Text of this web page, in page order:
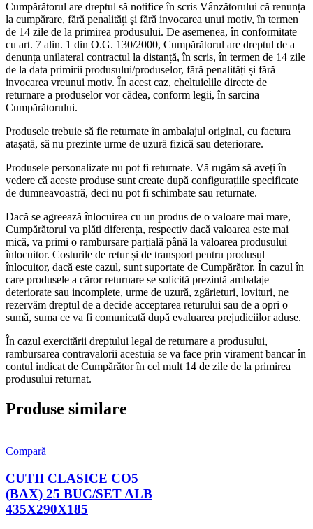
Cumpărătorul are dreptul să notifice în scris Vânzătorului că renunța
la cumpărare, fără penalități şi fără invocarea unui motiv, în termen
de 14 zile de la primirea produsului. De asemenea, în conformitate
cu art. 7 alin. 1 din O.G. 130/2000, Cumpărătorul are dreptul de a
denunța unilateral contractul la distanță, în scris, în termen de 14 zile
de la data primirii produsului/produselor, fără penalități și fără
invocarea vreunui motiv. În acest caz, cheltuielile directe de
returnare a produselor vor cădea, conform legii, în sarcina
Cumpărătorului.
Produsele trebuie să fie returnate în ambalajul original, cu factura
atașată, să nu prezinte urme de uzură fizică sau deteriorare.
Produsele personalizate nu pot fi returnate. Vă rugăm să aveți în
vedere că aceste produse sunt create după configurațiile specificate
de dumneavoastră, deci nu pot fi schimbate sau returnate.
Dacă se agreează înlocuirea cu un produs de o valoare mai mare,
Cumpărătorul va plăti diferența, respectiv dacă valoarea este mai
mică, va primi o rambursare parțială până la valoarea produsului
înlocuitor. Costurile de retur și de transport pentru produsul
înlocuitor, dacă este cazul, sunt suportate de Cumpărător. În cazul în
care produsele a căror returnare se solicită prezintă ambalaje
deteriorate sau incomplete, urme de uzură, zgârieturi, lovituri, ne
rezervăm dreptul de a decide acceptarea returului sau de a opri o
sumă, suma ce va fi comunicată după evaluarea prejudiciilor aduse.
În cazul exercitării dreptului legal de returnare a produsului,
rambursarea contravalorii acestuia se va face prin virament bancar în
contul indicat de Cumpărător în cel mult 14 de zile de la primirea
produsului returnat.
Produse similare
Compară
CUTII CLASICE CO5
(BAX) 25 BUC/SET ALB
435X290X185